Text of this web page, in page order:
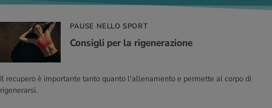
PAUSE NELLO SPORT
Con­si­gli per la ri­ge­ne­ra­zio­ne
Il recupero è importante tanto quanto l'allenamento e permette al corpo di
rigenerarsi.